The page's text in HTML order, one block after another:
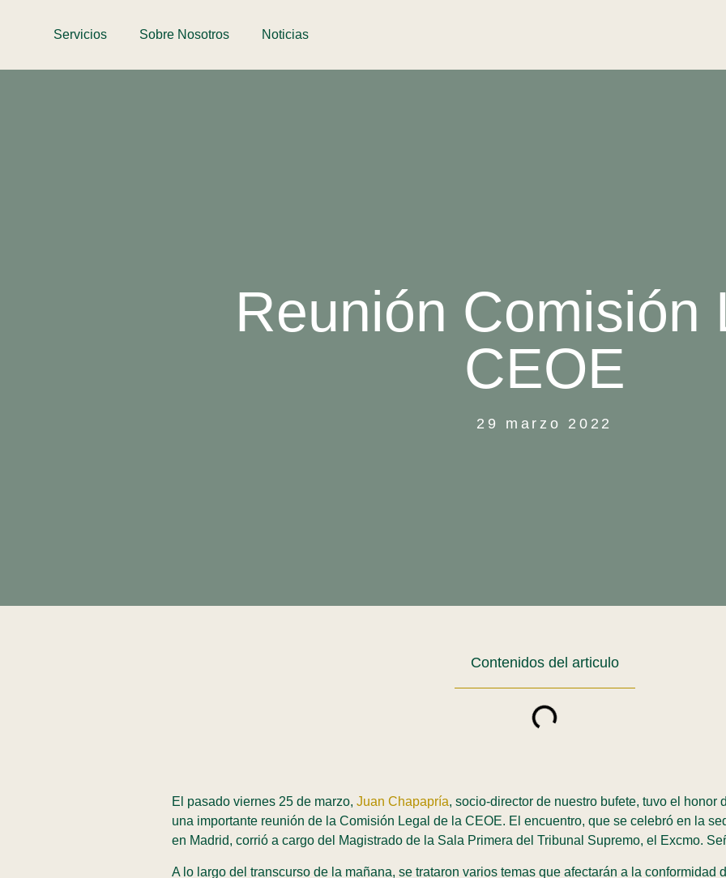
Servicios Sobre Nosotros
Noticias
Reunión Comisión
CEOE
29 marzo 2022
Contenidos del articulo
El pasado viernes 25 de marzo, Juan Chapapría, socio-director de nuestro bufete, tuvo el honor
una importante reunión de la Comisión Legal de la CEOE. El encuentro, que se celebró en la
en Madrid, corrió a cargo del Magistrado de la Sala Primera del Tribunal Supremo, el Excmo.
A lo largo del transcurso de la mañana, se trataron varios temas que afectarán a la conformidad